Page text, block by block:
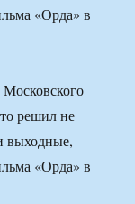
«Орда» в
решил не
выходные,
«Орда» в